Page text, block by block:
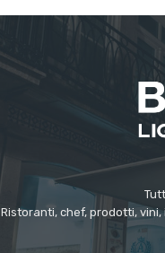
Ristoranti, chef, prodotti,